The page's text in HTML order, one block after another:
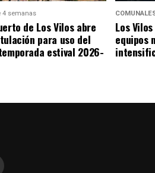
4 semanas
de Los Vilos abre
para uso del
estival 2026-
Los
equipos